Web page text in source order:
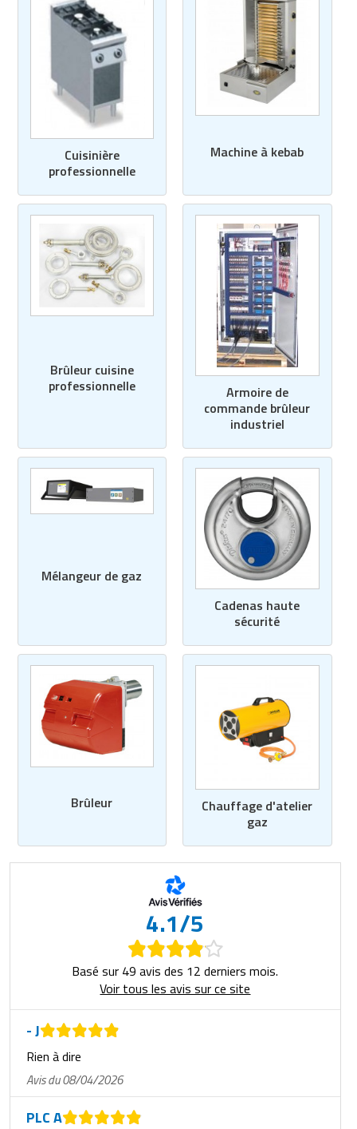
Cuisinière
professionnelle
Machine à kebab
Brûleur cuisine
professionnelle
Armoire de
commande brûleur
industriel
Mélangeur de gaz
Cadenas haute
sécurité
Brûleur
Chauffage d'atelier
gaz
4.1/5
Basé sur 49 avis des 12 derniers mois.
Voir tous les avis sur ce site
- J
Rien à dire
Avis du 08/04/2026
PLC A